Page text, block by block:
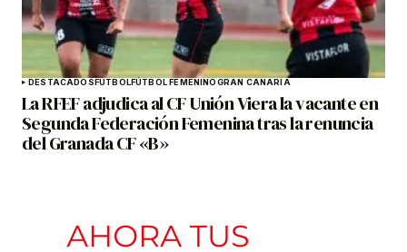
DESTACADOSFÚTBOLFÚTBOL FEMENINOGRAN CANARIA
La RFEF adjudica al CF Unión Viera la vacante en
Segunda Federación Femenina tras la renuncia
del Granada CF «B»